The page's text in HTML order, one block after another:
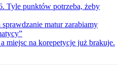
Tyle punktów potrzeba, żeby
matur zarabiamy
miejsc na korepetycje już brakuje.